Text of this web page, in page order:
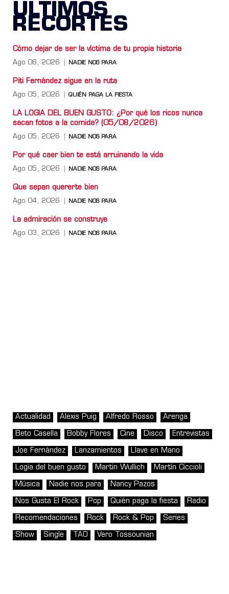
ÚLTIMOS
RECORTES
Cómo dejar de ser la víctima de tu propia historia
Ago 06, 2026 NADIE NOS PARA
Piti Fernández sigue en la ruta
Ago 05, 2026 QUIÉN PAGA LA FIESTA
LA LOGIA DEL BUEN GUSTO: ¿Por qué los ricos nunca
sacan fotos a la comida? (05/08/2026)
Ago 05, 2026 NADIE NOS PARA
Por qué caer bien te está arruinando la vida
Ago 05, 2026 NADIE NOS PARA
Que sepan quererte bien
Ago 04, 2026 NADIE NOS PARA
La admiración se construye
Ago 03, 2026 NADIE NOS PARA
Actualidad Alexis Puig Alfredo Rosso Arenga
Beto Casella Bobby Flores Cine Disco Entrevistas
Joe Fernández Lanzamientos Llave en Mano
Logia del buen gusto Martin Wullich Martín Ciccioli
Música Nadie nos para Nancy Pazos
Nos Gusta El Rock Pop Quién paga la fiesta Radio
Recomendaciones Rock Rock & Pop Series
Show Single TAO Vero Tossounian